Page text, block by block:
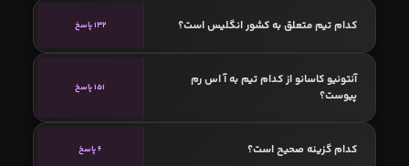
کدام تیم متعلق به کشور انگلیس است؟ 132 پاسخ
آنتونیو کاسانو از کدام تیم به آ اس رم
پیوست؟
151 پاسخ
کدام گزینه صحیح است؟ 6 پاسخ